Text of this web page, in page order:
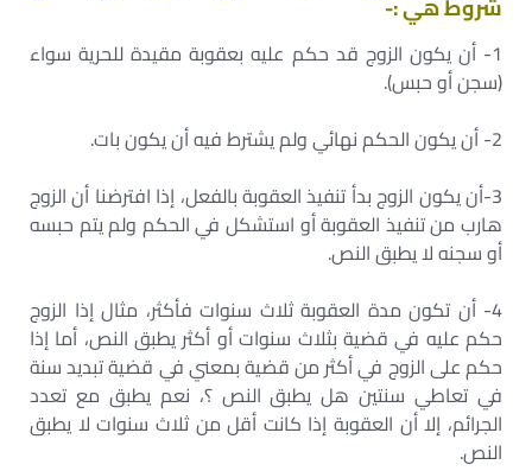
1- أن يكون الزوج قد حكم عليه بعقوبة مقيدة للحرية سواء
(سجن أو حبس).
2- أن يكون الحكم نهائي ولم يشترط فيه أن يكون بات.
3-أن يكون الزوج بدأ تنفيذ العقوبة بالفعل، إذا افترضنا أن الزوج
هارب من تنفيذ العقوبة أو استشكل في الحكم ولم يتم حبسه
أو سجنه لا يطبق النص.
4- أن تكون مدة العقوبة ثلاث سنوات فأكثر، مثال إذا الزوج
حكم عليه في قضية بثلاث سنوات أو أكثر يطبق النص، أما إذا
حكم على الزوج في أكثر من قضية بمعني في قضية تبديد سنة
في تعاطي سنتين هل يطبق النص ؟، نعم يطبق مع تعدد
الجرائم، إلا أن العقوبة إذا كانت أقل من ثلاث سنوات لا يطبق
النص.